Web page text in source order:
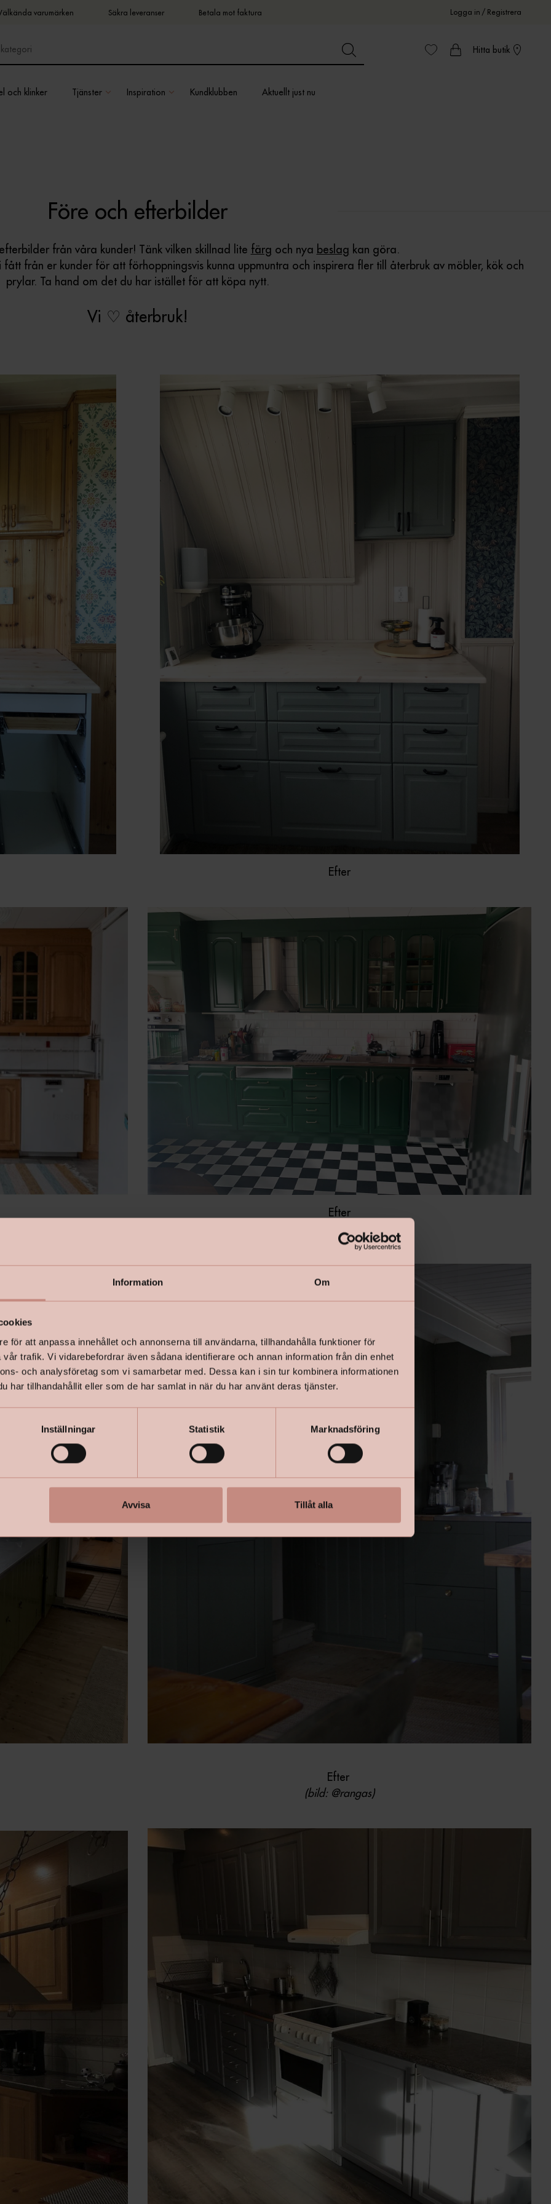
Information Om
för att anpassa innehållet och annonserna till användarna, tillhandahålla funktioner för
trafik. Vi vidarebefordrar även sådana identifierare och annan information från din enhet
och analysföretag som vi samarbetar med. Dessa kan i sin tur kombinera informationen
har tillhandahållit eller som de har samlat in när du har använt deras tjänster.
Inställningar Statistik Marknadsföring
Avvisa Tillåt alla
varumärken Säkra leveranser Betala mot faktura Logga in / Registrera
Hitta butik
och klinker Tjänster Inspiration Kundklubben Aktuellt just nu
Före och efterbilder
från våra kunder! Tänk vilken skillnad lite färg och nya beslag kan göra.
från er kunder för att förhoppningsvis kunna uppmuntra och inspirera fler till återbruk av möbler, kök och
prylar. Ta hand om det du har istället för att köpa nytt.
Vi ♡ återbruk!
Efter
Efter
Efter
(bild: @rangas)